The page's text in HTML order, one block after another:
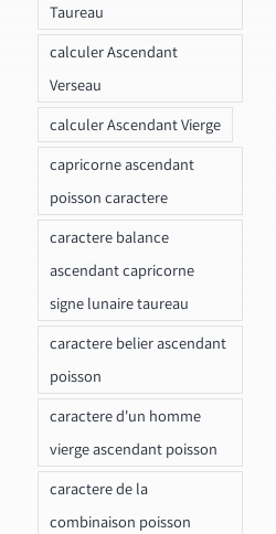
Taureau
calculer Ascendant
Verseau
calculer Ascendant Vierge
capricorne ascendant
poisson caractere
caractere balance
ascendant capricorne
signe lunaire taureau
caractere belier ascendant
poisson
caractere d'un homme
vierge ascendant poisson
caractere de la
combinaison poisson